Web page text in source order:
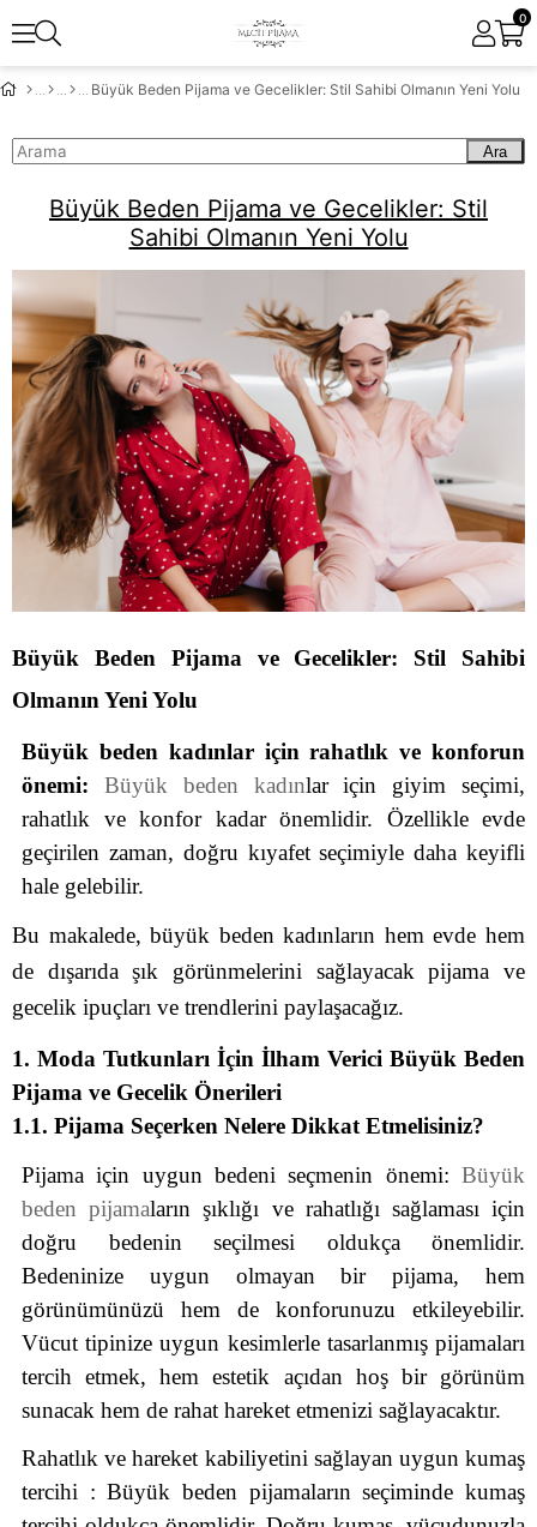
0
Büyük Beden Pijama ve Gecelikler: Stil Sahibi Olmanın Yeni Yolu
Ara
Büyük Beden Pijama ve Gecelikler: Stil
Sahibi Olmanın Yeni Yolu
Büyük Beden Pijama ve Gecelikler: Stil Sahibi
Olmanın Yeni Yolu
Büyük beden kadınlar için rahatlık ve konforun
önemi: Büyük beden kadınlar için giyim seçimi,
rahatlık ve konfor kadar önemlidir. Özellikle evde
geçirilen zaman, doğru kıyafet seçimiyle daha keyifli
hale gelebilir.
Bu makalede, büyük beden kadınların hem evde hem
de dışarıda şık görünmelerini sağlayacak pijama ve
gecelik ipuçları ve trendlerini paylaşacağız.
1. Moda Tutkunları İçin İlham Verici Büyük Beden
Pijama ve Gecelik Önerileri
1.1. Pijama Seçerken Nelere Dikkat Etmelisiniz?
Pijama için uygun bedeni seçmenin önemi: Büyük
beden pijamaların şıklığı ve rahatlığı sağlaması için
doğru bedenin seçilmesi oldukça önemlidir.
Bedeninize uygun olmayan bir pijama, hem
görünümünüzü hem de konforunuzu etkileyebilir.
Vücut tipinize uygun kesimlerle tasarlanmış pijamaları
tercih etmek, hem estetik açıdan hoş bir görünüm
sunacak hem de rahat hareket etmenizi sağlayacaktır.
Rahatlık ve hareket kabiliyetini sağlayan uygun kumaş
tercihi : Büyük beden pijamaların seçiminde kumaş